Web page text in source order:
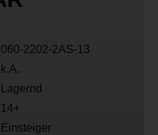
060-2202-2AS-13
k.A.
Lagernd
14+
Einsteiger